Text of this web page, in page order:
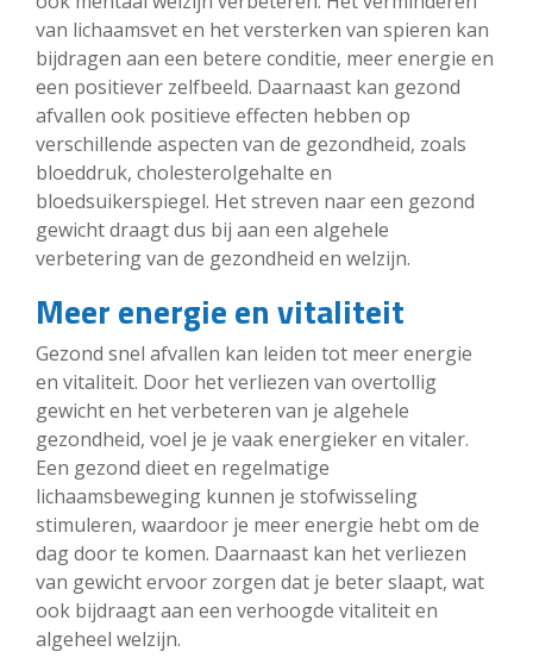
van lichaamsvet en het versterken van spieren kan
bijdragen aan een betere conditie, meer energie en
een positiever zelfbeeld. Daarnaast kan gezond
afvallen ook positieve effecten hebben op
verschillende aspecten van de gezondheid, zoals
bloeddruk, cholesterolgehalte en
bloedsuikerspiegel. Het streven naar een gezond
gewicht draagt dus bij aan een algehele
verbetering van de gezondheid en welzijn.
Meer energie en vitaliteit
Gezond snel afvallen kan leiden tot meer energie
en vitaliteit. Door het verliezen van overtollig
gewicht en het verbeteren van je algehele
gezondheid, voel je je vaak energieker en vitaler.
Een gezond dieet en regelmatige
lichaamsbeweging kunnen je stofwisseling
stimuleren, waardoor je meer energie hebt om de
dag door te komen. Daarnaast kan het verliezen
van gewicht ervoor zorgen dat je beter slaapt, wat
ook bijdraagt aan een verhoogde vitaliteit en
algeheel welzijn.